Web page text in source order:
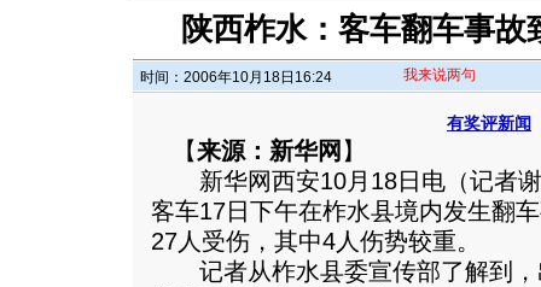
陕西柞水：客车翻车事故
时间：2006年10月18日16:24 我来说两句
有奖评新闻
【来源：新华网 】
新华网西安10月18日电（记者谢
客车17日下午在柞水县境内发生翻
27人受伤，其中4人伤势较重。
记者从柞水县委宣传部了解到，